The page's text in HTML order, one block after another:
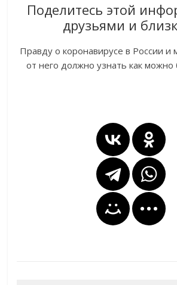
Поделитесь этой
друзьями и
Правду о коронавирусе в России
от него должно узнать как